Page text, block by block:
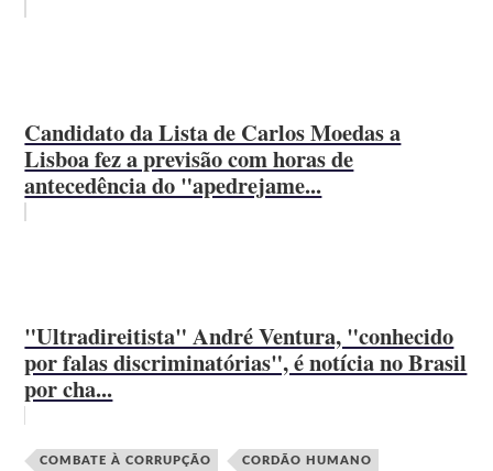
Candidato da Lista de Carlos Moedas a
Lisboa fez a previsão com horas de
antecedência do "apedrejame...
"Ultradireitista" André Ventura, "conhecido
por falas discriminatórias", é notícia no Brasil
por cha...
COMBATE À CORRUPÇÃO CORDÃO HUMANO